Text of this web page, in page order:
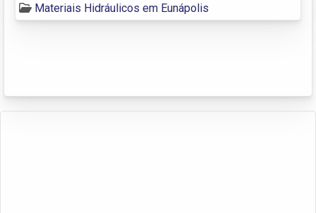
Materiais Hidráulicos em Eunápolis